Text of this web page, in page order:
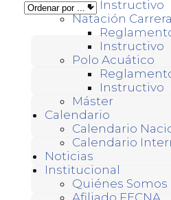
Instructivo
Natación
Instructivo
Polo Acuático
Instructivo
Máster
Calendario
Calendario
Calendario
Noticias
Institucional
Quiénes Somos
Afiliado FECNA